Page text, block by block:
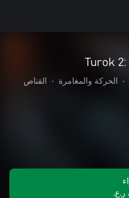
Turok
• الحركة والمغامرة • القناص